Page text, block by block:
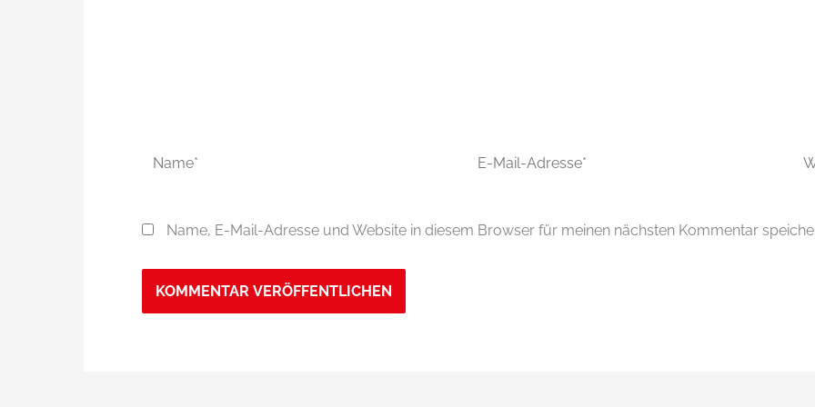
Name*
E-
Name, E-Mail-Adresse und Website in diesem Browser für meinen nächsten Kommentar